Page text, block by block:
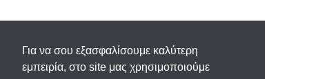
Για να σου εξασφαλίσουμε καλύτερη
εμπειρία, στο site μας χρησιμοποιούμε